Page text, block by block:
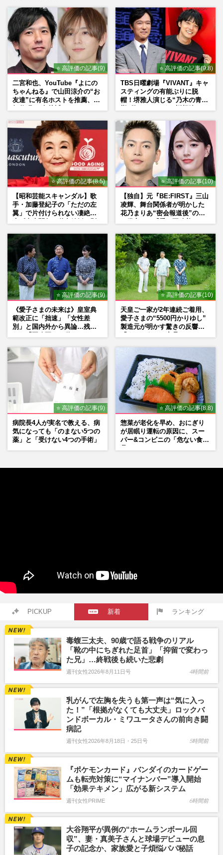
⭐ 高評価の記事(9)
二宮和也、YouTube『よにの
ちゃんねる』で山田涼介の“お
友達”に有名ホストを推薦、歌
⭐ 高評価の記事(9.8)
TBS日曜劇場『VIVANT』キャ
スティングの有能ぶりに脱
帽！堺雅人演じる“乃木の青年
マン長男・櫻井海音だった
⭐ 高評価の記事(8.5)
【昭和芸能スキャンダル】歌
手・加藤登紀子の「ただの左
翼」で片付けられない凄絶半
⭐ 高評価の記事(10)
【独自】元『BE:FIRST』三山
凌輝、舞台関係者が明かした
花乃まりあ“密会報道後”の呆
⭐ 高評価の記事(9)
《愛子さまの未来は》皇室典
範改正に「拙速」「女性差
別」と国内外から異論…残さ
⭐ 高評価の記事(10)
天皇ご一家が2年連続ご着用、
愛子さまの“5500円かりゆし”
製造元が明かす驚きの反響
⭐ 高評価の記事(9)
病院長4人が実名で教える、病
気になっても「のまない5つの
薬」と「受けない4つの手術」
⭐ 高評価の記事(8.8)
惣菜が老化を早め、おにぎり
が居眠り運転の原因に、スー
パー&コンビニの「危ない食
PICKUP 新着 ランキング
毒蝮三太夫、90歳で語る戦争のリアル
「靴の中にちぎれた足首」「抑留で変わっ
た兄」…終戦後も続いた悲劇
週刊女性2026年8月11日号 4時間前
乳がんで左胸を失うも第一声は“気に入っ
た！”「根拠がなくても大丈夫」ロックバ
ンドボーカル・ミワユータさんの前向き闘
病記
週刊女性2026年8月18日・25日号 5時間前
『ポケモンカード』バンダイのカードゲー
ムも転売対策に“マイナンバー”導入開始
「効果テキメン」広がる新システム
週刊女性PRIME 6時間前
大谷翔平が異例の“ホームランボール回
収”、妻・真美子さんと球場デビューの息
子の記念か、家族愛と子煩悩パパ秘話